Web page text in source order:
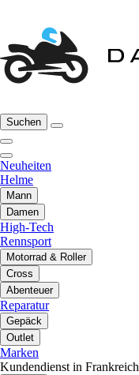
Suchen
Neuheiten
Helme
Mann
Damen
High-Tech
Rennsport
Motorrad & Roller
Cross
Abenteuer
Reparatur
Gepäck
Outlet
Marken
Kundendienst in Frankreich